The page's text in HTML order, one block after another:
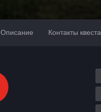
Описание Контакты квеста